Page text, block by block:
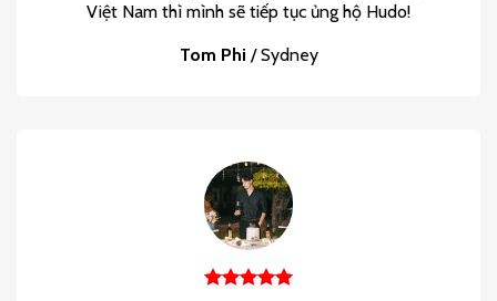
Việt Nam thì mình sẽ tiếp tục ủng hộ Hudo!
Tom Phi /Sydney